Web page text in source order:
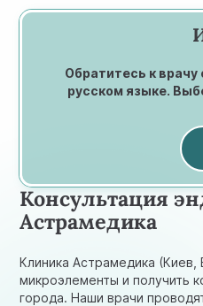
Обратитесь к
русском языке.
Консультация
Астрамедика
Клиника Астрамедика
микроэлементы и получить
города. Наши врачи